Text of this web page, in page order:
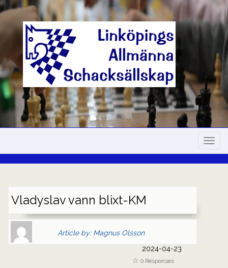
Skip
to
content
Vladyslav vann blixt-KM
Author
Gravatar
Article by: Magnus Olsson
link
to
author
2024-04-23
0 Responses